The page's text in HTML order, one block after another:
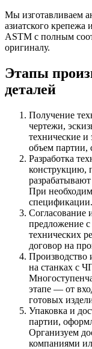
Мы изготавливаем
азиатского
ASTM с полным
оригиналу.
Этапы
деталей
Получение
чертежи,
технические и
объем партии,
Разработка
конструкцию,
При
спецификации.
Согласование
предложение с
технических
договор на
Производство
на станках с
этапе — от
готовых
Упаковка и
партии,
Организуем
компаниями